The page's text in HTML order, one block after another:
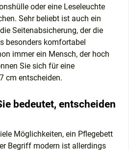
oder eine Leseleuchte
Sehr beliebt ist auch ein
Seitenabsicherung, der die
besonders komfortabel
immer ein Mensch, der hoch
Sie sich für eine
cm entscheiden.
bedeutet, entscheiden
Möglichkeiten, ein Pflegebett
Begriff modern ist allerdings